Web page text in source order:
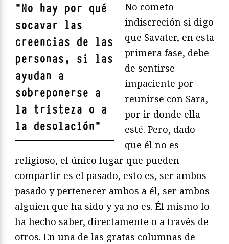
"No hay por qué
socavar las
creencias de las
personas, si las
ayudan a
sobreponerse a
la tristeza o a
la desolación"
No cometo
indiscreción si digo
que Savater, en esta
primera fase, debe
de sentirse
impaciente por
reunirse con Sara,
por ir donde ella
esté. Pero, dado
que él no es
religioso, el único lugar que pueden
compartir es el pasado, esto es, ser ambos
pasado y pertenecer ambos a él, ser ambos
alguien que ha sido y ya no es. Él mismo lo
ha hecho saber, directamente o a través de
otros. En una de las gratas columnas de